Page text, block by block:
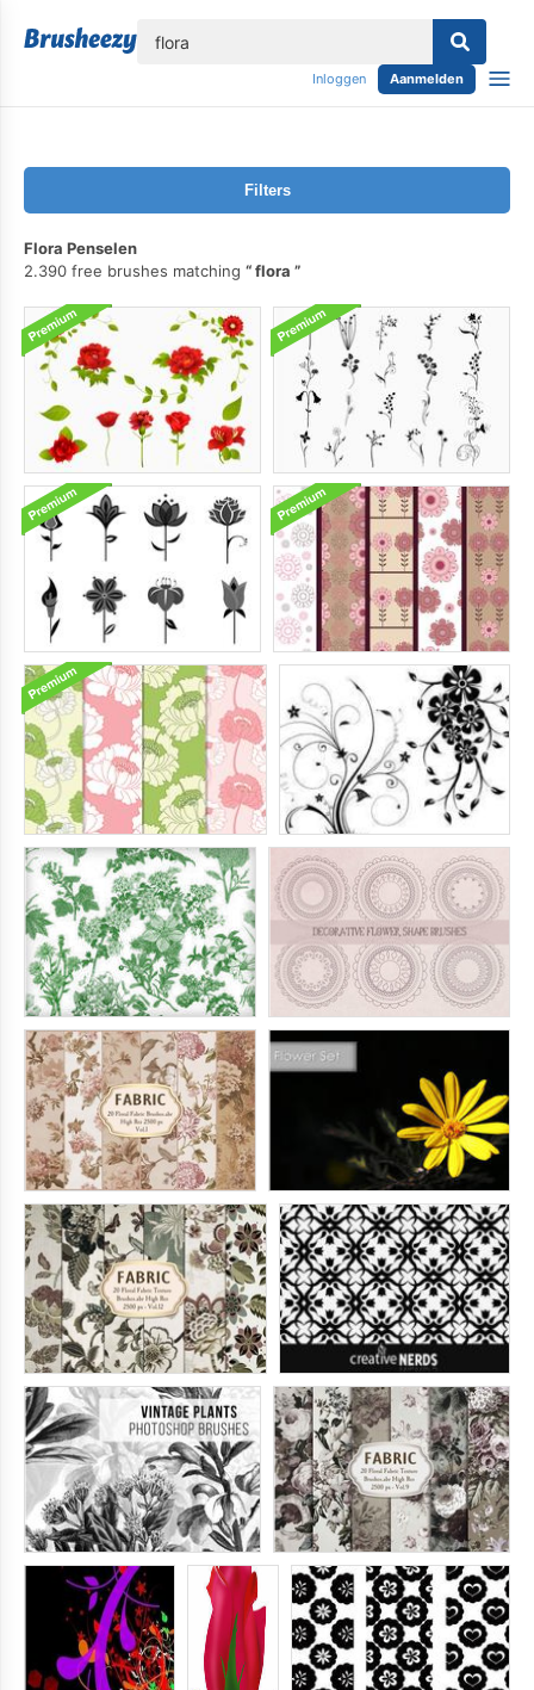
Inloggen Aanmelden
Filters
Flora Penselen
2.390 free brushes matching
flora